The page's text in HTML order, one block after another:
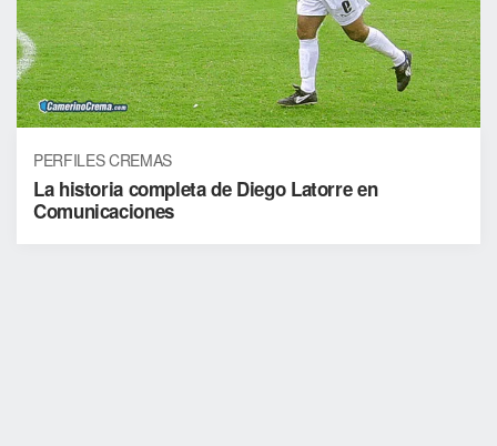
PERFILES CREMAS
La historia completa de Diego Latorre en
Comunicaciones